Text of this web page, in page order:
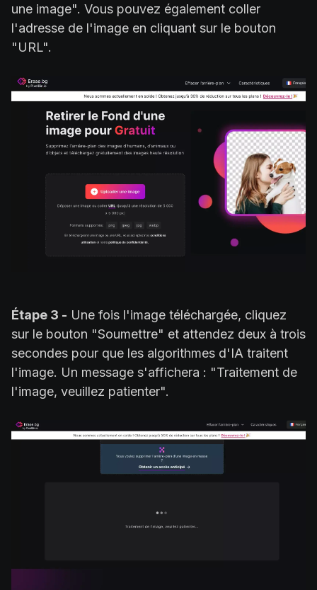
une image". Vous pouvez également coller
l'adresse de l'image en cliquant sur le bouton
"URL".
Étape 3 - Une fois l'image téléchargée, cliquez
sur le bouton "Soumettre" et attendez deux à trois
secondes pour que les algorithmes d'IA traitent
l'image. Un message s'affichera : "Traitement de
l'image, veuillez patienter".